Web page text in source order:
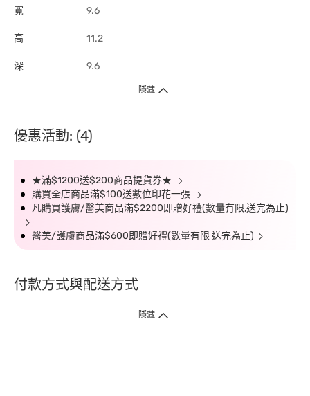
寬 9.6
高 11.2
深 9.6
隱藏
優惠活動: (4)
★滿$1200送$200商品提貨券★
購買全店商品滿$100送數位印花一張
凡購買護膚/醫美商品滿$2200即贈好禮(數量有限,送完為止)
醫美/護膚商品滿$600即贈好禮(數量有限 送完為止)
付款方式與配送方式
隱藏